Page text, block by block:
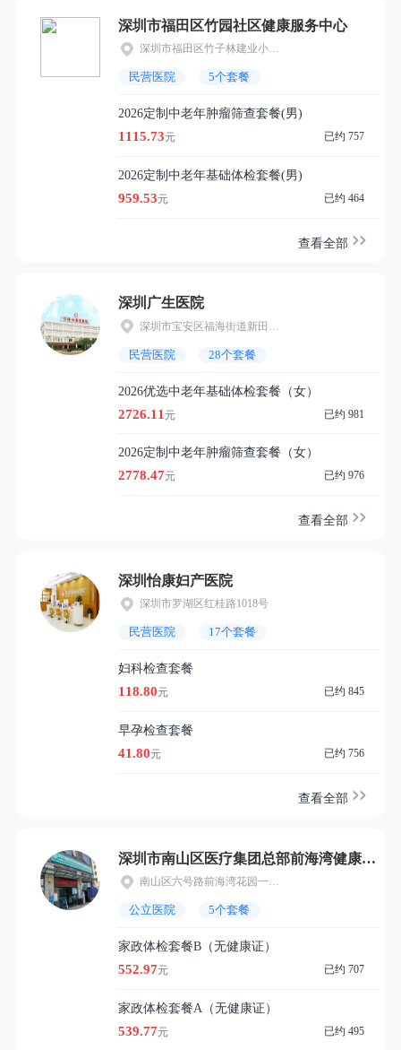
深圳市福田区竹园社区健康服务中心
深圳市福田区竹子林建业小区45栋1楼
民营医院 5个套餐
2026定制中老年肿瘤筛查套餐(男)
1115.73元 已约 757
2026定制中老年基础体检套餐(男)
959.53元 已约 464
查看全部
深圳广生医院
民营医院 28个套餐
2026优选中老年基础体检套餐（女）
2726.11 元 已约 981
2026定制中老年肿瘤筛查套餐（女）
2778.47元 已约 976
查看全部
深圳怡康妇产医院
深圳市罗湖区红桂路1018号
民营医院 17个套餐
妇科检查套餐
118.80元 已约 845
早孕检查套餐
41.80元 已约 756
查看全部
深圳市南山区医疗集团总部前海湾健康管理中心
南山区六号路前海湾花园一期2栋裙楼01层07号及02层02至05号
公立医院 5个套餐
家政体检套餐B（无健康证）
552.97元 已约 707
家政体检套餐A（无健康证）
539.77元 已约 495